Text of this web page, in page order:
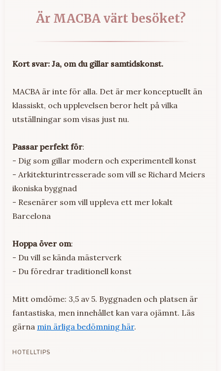
Är MACBA värt besöket?
Kort svar: Ja, om du gillar samtidskonst.
MACBA är inte för alla. Det är mer konceptuellt än
klassiskt, och upplevelsen beror helt på vilka
utställningar som visas just nu.
Passar perfekt för:
- Dig som gillar modern och experimentell konst
- Arkitekturintresserade som vill se Richard Meiers
ikoniska byggnad
- Resenärer som vill uppleva ett mer lokalt
Barcelona
Hoppa över om:
- Du vill se kända mästerverk
- Du föredrar traditionell konst
Mitt omdöme: 3,5 av 5. Byggnaden och platsen är
fantastiska, men innehållet kan vara ojämnt. Läs
gärna min ärliga bedömning här.
HOTELLTIPS